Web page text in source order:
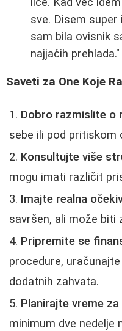
sve. Disem
sam bila ovisnik
najjačih prehlada."
Saveti za One Koje
Dobro razmislite o
sebe ili pod pritiskom
Konsultujte više
mogu imati različit
Imajte realna
savršen, ali može biti
Pripremite se
procedure,
dodatnih zahvata.
Planirajte vreme
minimum dve nedelje